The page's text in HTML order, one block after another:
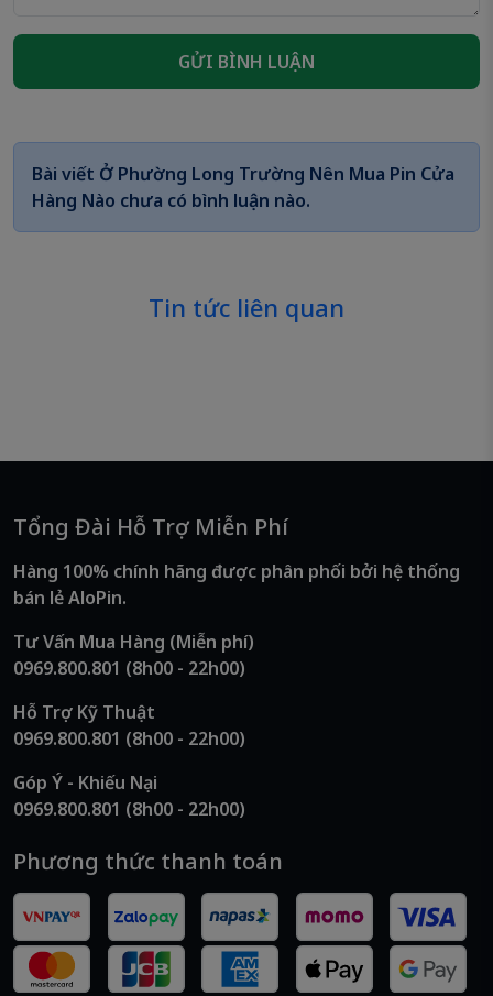
GỬI BÌNH LUẬN
Bài viết Ở Phường Long Trường Nên Mua Pin Cửa
Hàng Nào chưa có bình luận nào.
Tin tức liên quan
Tổng Đài Hỗ Trợ Miễn Phí
Hàng 100% chính hãng được phân phối bởi hệ thống
bán lẻ AloPin.
Tư Vấn Mua Hàng (Miễn phí)
0969.800.801 (8h00 - 22h00)
Hỗ Trợ Kỹ Thuật
0969.800.801 (8h00 - 22h00)
Góp Ý - Khiếu Nại
0969.800.801 (8h00 - 22h00)
Phương thức thanh toán